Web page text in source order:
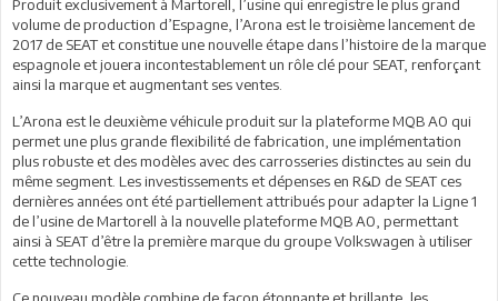
Produit exclusivement à Martorell, l’usine qui enregistre le plus grand
volume de production d’Espagne, l’Arona est le troisième lancement de
2017 de SEAT et constitue une nouvelle étape dans l’histoire de la marque
espagnole et jouera incontestablement un rôle clé pour SEAT, renforçant
ainsi la marque et augmentant ses ventes.
L’Arona est le deuxième véhicule produit sur la plateforme MQB A0 qui
permet une plus grande flexibilité de fabrication, une implémentation
plus robuste et des modèles avec des carrosseries distinctes au sein du
même segment. Les investissements et dépenses en R&D de SEAT ces
dernières années ont été partiellement attribués pour adapter la Ligne 1
de l’usine de Martorell à la nouvelle plateforme MQB A0, permettant
ainsi à SEAT d’être la première marque du groupe Volkswagen à utiliser
cette technologie.